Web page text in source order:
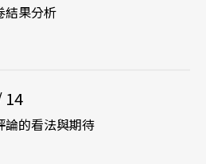
結果分析
14
論的看法與期待